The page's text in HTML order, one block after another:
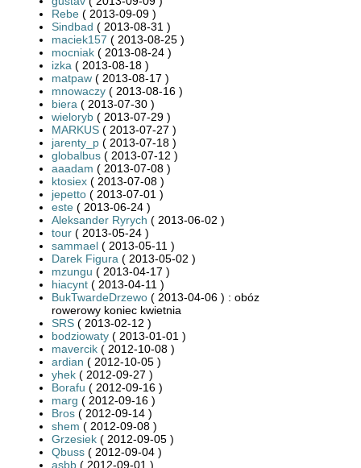
Rebe ( 2013-09-09 )
Sindbad ( 2013-08-31 )
maciek157 ( 2013-08-25 )
mocniak ( 2013-08-24 )
izka ( 2013-08-18 )
matpaw ( 2013-08-17 )
mnowaczy ( 2013-08-16 )
biera ( 2013-07-30 )
wieloryb ( 2013-07-29 )
MARKUS ( 2013-07-27 )
jarenty_p ( 2013-07-18 )
globalbus ( 2013-07-12 )
aaadam ( 2013-07-08 )
ktosiex ( 2013-07-08 )
jepetto ( 2013-07-01 )
este ( 2013-06-24 )
Aleksander Ryrych ( 2013-06-02 )
tour ( 2013-05-24 )
sammael ( 2013-05-11 )
Darek Figura ( 2013-05-02 )
mzungu ( 2013-04-17 )
hiacynt ( 2013-04-11 )
BukTwardeDrzewo ( 2013-04-06 ) : obóz
rowerowy koniec kwietnia
SRS ( 2013-02-12 )
bodziowaty ( 2013-01-01 )
mavercik ( 2012-10-08 )
ardian ( 2012-10-05 )
yhek ( 2012-09-27 )
Borafu ( 2012-09-16 )
marg ( 2012-09-16 )
Bros ( 2012-09-14 )
shem ( 2012-09-08 )
Grzesiek ( 2012-09-05 )
Qbuss ( 2012-09-04 )
asbb ( 2012-09-01 )